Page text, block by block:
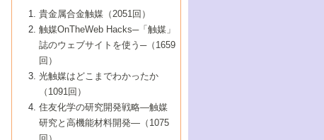
8号 高機能化ポリオレフィンに向けた重合
触媒の最近の進展
7号 持続可能社会実現のための触媒および
触媒関連技術
5号 若手会員による触媒研究の未来展望1：
企業編
6号 第102回触媒討論会
7号 触媒・化学反応における計算化学の進
8号 若手研究者による触媒研究の未来展望
2：大学・研究所編
5号 こんな物質，あんな物質―新たな触媒
の可能性―
7号 『結晶の化学』を活かした触媒研究
8号 イオン液体の応用
5号 水素製造・貯蔵のための触媒技術の新
しい展開
6号 第98回触媒討論会
7号 基礎化学品製造の触媒技術
8号 多機能型リアクター
4号 水分解用光触媒材料
5号 時間分解分光の進歩と応用
6号 第96回触媒討論会
8号 超臨界流体を用いた化学プロセスの新
2号 第93回触媒討論会
3号 特殊エネルギー場の触媒反応
4号 生体内における金属の触媒作用
5号 ファインケミカルズの展開に寄与する
6号 第94回触媒討論会
7号 サブナノレベルでみた新しい表面現象
1号 なぜこの触媒が良いのか？
2号 第91回触媒討論会
3号 最近の自動車排ガス処理技術
4号 触媒研究の現状と将来─第90回触媒討論
5号 基礎化学品製造の触媒技術
6号 第92回触媒討論会
▼44巻（2002年）
1号 高次制御された触媒の化学
2号 第89回触媒討論会
3号 触媒を利用した電気化学の新展開
4号 ナノ材料の調製と機能化
5号 こんな触媒が欲しい
6号 第90回触媒討論会
▼43巻（2001年）
1号 グリーンケミストリーと触媒
2号 第87回触媒討論会特集号
3号 生体触媒とバイオプロセス
4号 水素製造・利用の触媒化学
5号 触媒研究における新しい切り口：コン
▼42巻（2000年）
1号 触媒反応工学の明日を拓く
2号 第85回触媒討論会
3号 反応ダイナミクス
▼41巻（1999年）
1号 孔、穴、あな?-特異な空間とその利用-
2号 第83回触媒討論会
3号 均一系触媒反応最前線
▼40巻（1998年）
進展と21世紀への提言/創立40周年記念・触
1号 均一系と不均一系触媒反応-その特徴と
▼38巻（1996年）
貴金属合金触媒（2051回）
触媒OnTheWeb Hacks─「触媒」
誌のウェブサイトを使う─（1659
回）
光触媒はどこまでわかったか
（1091回）
住友化学の研究開発戦略―触媒
研究と高機能材料開発―（1075